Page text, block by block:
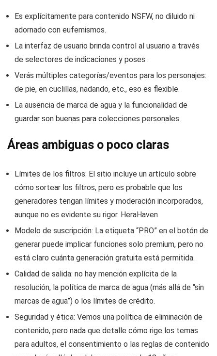
Es explícitamente para contenido NSFW, no diluido ni
adornado con eufemismos.
La interfaz de usuario brinda control al usuario a través
de selectores de indicaciones y poses .
Verás múltiples categorías/eventos para los personajes:
de pie, en cuclillas, nadando, etc., eso es flexible.
La ausencia de marca de agua y la funcionalidad de
guardar son buenas para colecciones personales.
Áreas ambiguas o poco claras
Límites de los filtros: El sitio incluye un artículo sobre
cómo sortear los filtros, pero es probable que los
generadores tengan límites y moderación incorporados,
aunque no es evidente su rigor. HeraHaven
Modelo de suscripción: La etiqueta “PRO” en el botón de
generar puede implicar funciones solo premium, pero no
está claro cuánta generación gratuita está permitida.
Calidad de salida: no hay mención explícita de la
resolución, la política de marca de agua (más allá de “sin
marcas de agua”) o los límites de crédito.
Seguridad y ética: Vemos una política de eliminación de
contenido, pero nada que detalle cómo rige los temas
para adultos, el consentimiento o las reglas de contenido